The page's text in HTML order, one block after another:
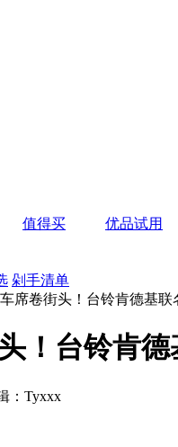
值得买 优品试用
剁手清单
席卷街头！台铃肯德基联
！台铃肯
：Tyxxx